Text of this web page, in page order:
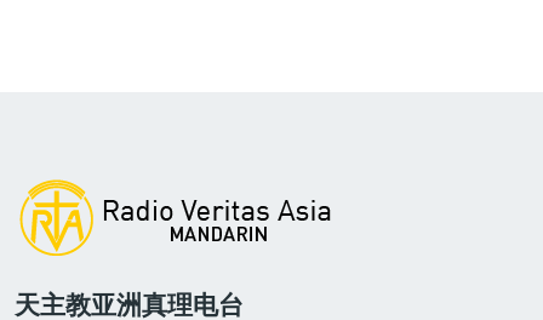
天主教亚洲真理电台